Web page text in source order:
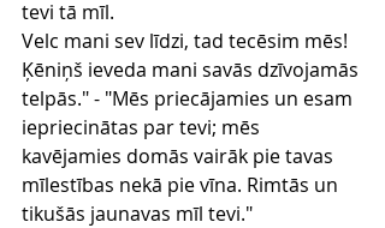
tevi tā mīl.
Velc mani sev līdzi, tad tecēsim mēs!
Ķēniņš ieveda mani savās dzīvojamās
telpās." - "Mēs priecājamies un esam
iepriecinātas par tevi; mēs
kavējamies domās vairāk pie tavas
mīlestības nekā pie vīna. Rimtās un
tikušās jaunavas mīl tevi."